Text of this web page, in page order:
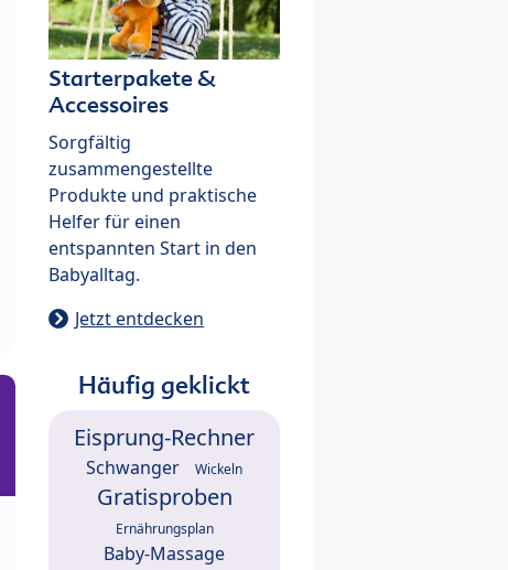
Starterpakete &
Accessoires
Sorgfältig
zusammengestellte
Produkte und praktische
Helfer für einen
entspannten Start in den
Babyalltag.
Jetzt entdecken
Häufig geklickt
Eisprung-Rechner
Schwanger Wickeln
Gratisproben
Ernährungsplan
Baby-Massage